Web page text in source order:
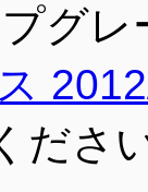
グレ
ださ